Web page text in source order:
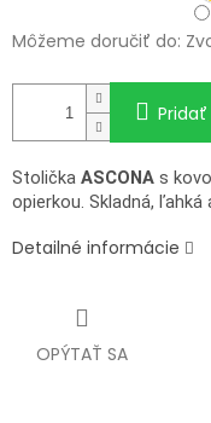
Môžeme doručiť do:
Stolička ASCONA s
opierkou. Skladná, ľahká
Detailné informácie
OPÝTAŤ SA